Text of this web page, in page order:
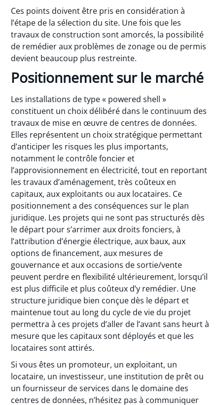
Ces points doivent être pris en considération à
l’étape de la sélection du site. Une fois que les
travaux de construction sont amorcés, la possibilité
de remédier aux problèmes de zonage ou de permis
devient beaucoup plus restreinte.
Positionnement sur le marché
Les installations de type « powered shell »
constituent un choix délibéré dans le continuum des
travaux de mise en œuvre de centres de données.
Elles représentent un choix stratégique permettant
d’anticiper les risques les plus importants,
notamment le contrôle foncier et
l’approvisionnement en électricité, tout en reportant
les travaux d’aménagement, très coûteux en
capitaux, aux exploitants ou aux locataires. Ce
positionnement a des conséquences sur le plan
juridique. Les projets qui ne sont pas structurés dès
le départ pour s’arrimer aux droits fonciers, à
l’attribution d’énergie électrique, aux baux, aux
options de financement, aux mesures de
gouvernance et aux occasions de sortie/vente
peuvent perdre en flexibilité ultérieurement, lorsqu’il
est plus difficile et plus coûteux d’y remédier. Une
structure juridique bien conçue dès le départ et
maintenue tout au long du cycle de vie du projet
permettra à ces projets d’aller de l’avant sans heurt à
mesure que les capitaux sont déployés et que les
locataires sont attirés.
Si vous êtes un promoteur, un exploitant, un
locataire, un investisseur, une institution de prêt ou
un fournisseur de services dans le domaine des
centres de données, n’hésitez pas à communiquer